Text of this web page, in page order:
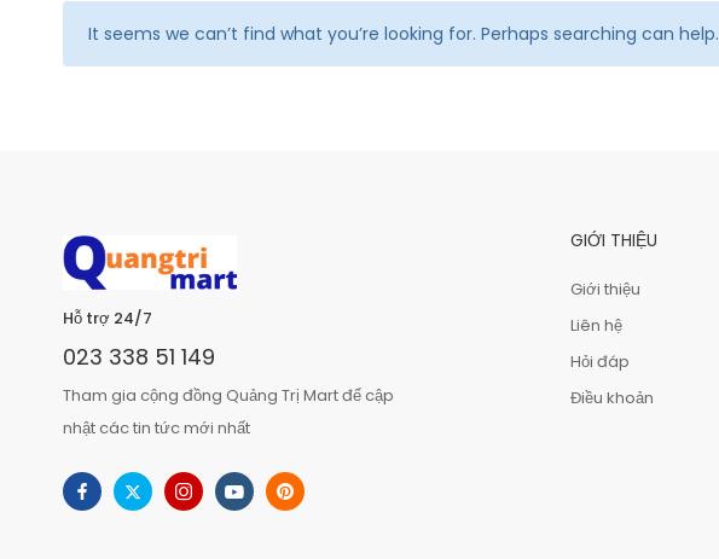
It seems we can’t find what you’re looking for. Perhaps searching can help.
Hỗ trợ 24/7
023 338 51 149
Tham gia cộng đồng Quảng Trị Mart để cập
nhật các tin tức mới nhất
GIỚI THIỆU
Giới thiệu
Liên hệ
Hỏi đáp
Điều khoản